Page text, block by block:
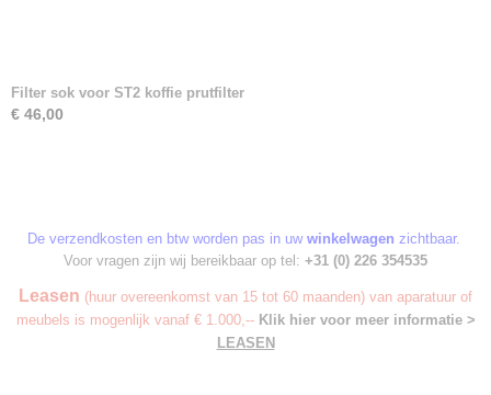
Filter sok voor ST2 koffie prutfilter
€ 46,00
De verzendkosten en btw worden pas in uw winkelwagen zichtbaar.
Voor vragen zijn wij bereikbaar op tel: +31 (0) 226 354535
Leasen (huur overeenkomst van 15 tot 60 maanden) van aparatuur of
meubels is mogenlijk vanaf € 1.000,-- Klik hier voor meer informatie >
LEASEN